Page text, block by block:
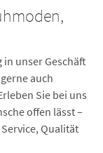
in unser Geschäft
auch
Sie bei uns
offen lässt –
Qualität